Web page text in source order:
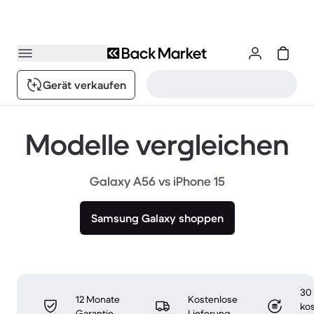
Gerät verkaufen
Modelle vergleichen
Galaxy A56 vs iPhone 15
Samsung Galaxy shoppen
12 Monate
Kostenlose
30